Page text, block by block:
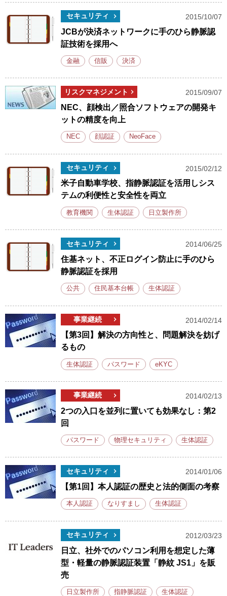
セキュリティ 2015/10/07
JCBが決済ネットワークに手のひら静脈認
証技術を採用へ
金融 信販 決済
リスクマネジメント 2015/09/07
NEC、顔検出／照合ソフトウェアの開発キ
ットの精度を向上
NEC 顔認証 NeoFace
セキュリティ 2015/02/12
米子自動車学校、指静脈認証を活用しシス
テムの利便性と安全性を両立
教育機関 生体認証 日立製作所
セキュリティ 2014/06/25
住基ネット、不正ログイン防止に手のひら
静脈認証を採用
公共 住民基本台帳 生体認証
事業継続 2014/02/14
【第3回】解決の方向性と、問題解決を妨げ
るもの
生体認証 パスワード eKYC
事業継続 2014/02/13
2つの入口を並列に置いても効果なし：第2
回
パスワード 物理セキュリティ 生体認証
セキュリティ 2014/01/06
【第1回】本人認証の歴史と法的側面の考察
本人認証 なりすまし 生体認証
セキュリティ 2012/03/23
日立、社外でのパソコン利用を想定した薄
型・軽量の静脈認証装置「静紋 JS1」を販
売
日立製作所 指静脈認証 生体認証